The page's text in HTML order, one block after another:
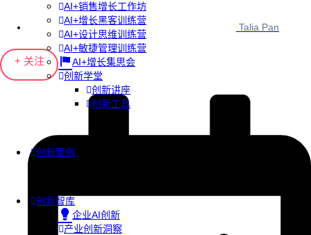
AI+销售增长工作坊
AI+增长黑客训练营
AI+设计思维训练营
AI+敏捷管理训练营
AI+增长集思会
创新学堂
创新讲座
创新工具
创新案例
创新智库
企业AI创新
产业创新洞察
Talia Pan
+ 关注